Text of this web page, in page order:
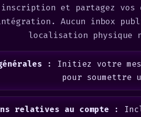
et partagez vos
Aucun inbox
localisation
:
Initiez votre
pour soumettre
relatives au compte :